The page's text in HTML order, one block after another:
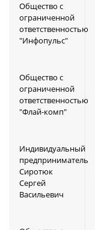
Общество с
ограниченной
ответственностью
"Инфопульс"
Общество с
ограниченной
ответственностью
"Флай-комп"
Индивидуальный
предприниматель
Сиротюк
Сергей
Васильевич